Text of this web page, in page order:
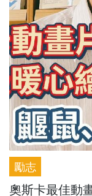
勵志
奧斯卡最佳動